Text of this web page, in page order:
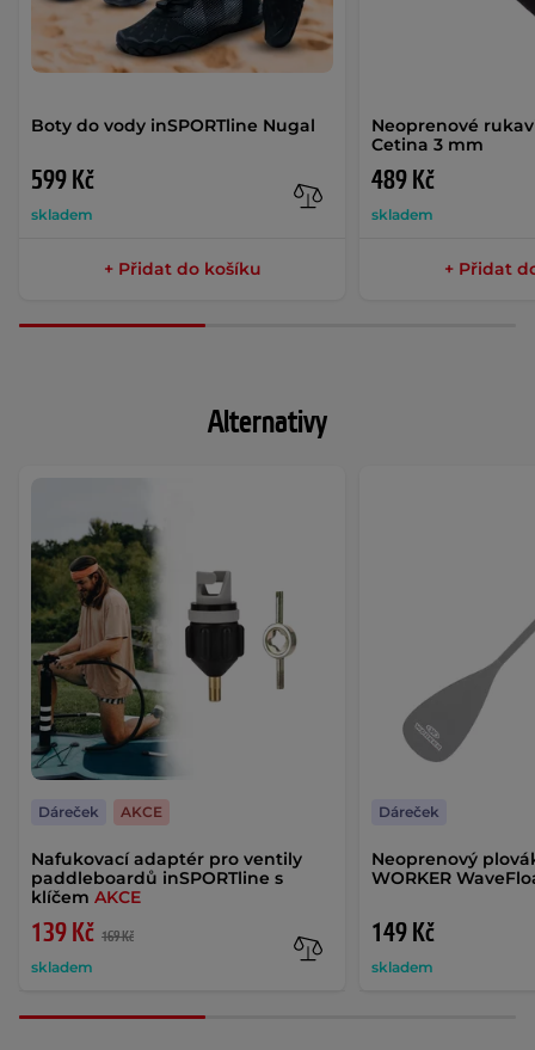
Boty do vody inSPORTline Nugal
599 Kč
skladem
+ Přidat do košíku
Neoprenové
Cetina 3 mm
489 Kč
skladem
+ Přidat
Alternativy
Nafukovací adaptér pro ventily
paddleboardů inSPORTline s
klíčem AKCE
139 Kč 169 Kč
skladem
Dáreček AKCE
Neoprenový
WORKER
149 Kč
skladem
Dáreček